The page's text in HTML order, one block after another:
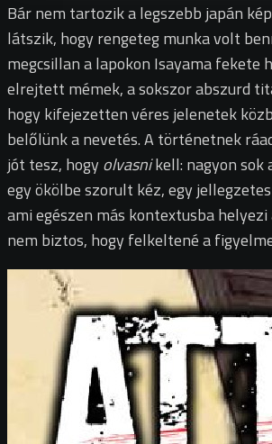
Bár nem tartozik a legszebb japán
látszik, hogy rengeteg munka volt
megcsillan a lapokon Isayama fekete
elrejtett mémek, a sokszor abszurd
hogy kifejezetten véres jelenetek
belőlünk a nevetés. A történetnek
jót tesz, hogy olvasnikell: nagyon sok
egy ökölbe szorult kéz, egy
ami egészen más kontextusba
nem biztos, hogy felkeltené a